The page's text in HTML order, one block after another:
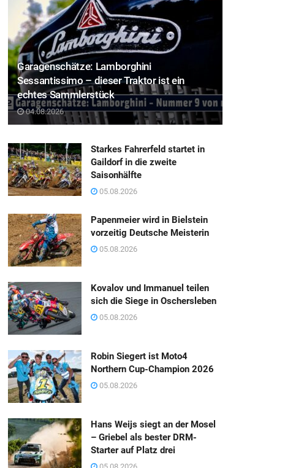
Garagenschätze: Lamborghini
Sessantissimo – dieser Traktor ist ein
echtes Sammlerstück
04.08.2026
Starkes Fahrerfeld startet in
Gaildorf in die zweite
Saisonhälfte
05.08.2026
Papenmeier wird in Bielstein
vorzeitig Deutsche Meisterin
05.08.2026
Kovalov und Immanuel teilen
sich die Siege in Oschersleben
05.08.2026
Robin Siegert ist Moto4
Northern Cup-Champion 2026
05.08.2026
Hans Weijs siegt an der Mosel
– Griebel als bester DRM-
Starter auf Platz drei